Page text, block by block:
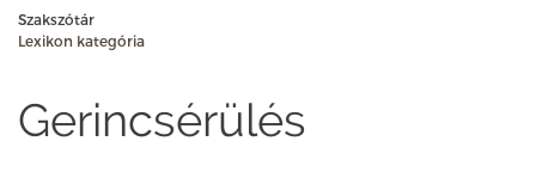
Szakszótár
Lexikon kategória
Gerincsérülés